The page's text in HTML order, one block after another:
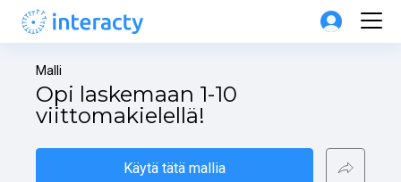
Malli
Opi laskemaan 1-10
viittomakielellä!
Käytä tätä mallia